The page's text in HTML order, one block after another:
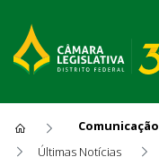
Comunicação
Últimas Notícias